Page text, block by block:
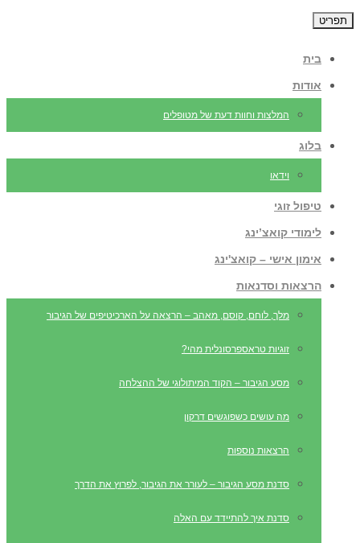
תפריט
בית
אודות
המלצות וחוות דעת של מטופלים
בלוג
וידאו
טיפול זוגי
לימודי קואצ’ינג
אימון אישי – קואצ'ינג
הרצאות וסדנאות
מלך, לוחם, קוסם, מאהב – הרצאה על הארכיטיפים של הגיבור
זוגיות טראספרסונלית מהי?
מסע הגיבור – הקוד המיתולוגי של ההצלחה
מה עושים כשפוגשים דרקון
הרצאות נוספות
סדנת מסע הגיבור – לעורר את הגיבור, לפרוץ את הדרך
סדנת איך להתיידד עם האלה